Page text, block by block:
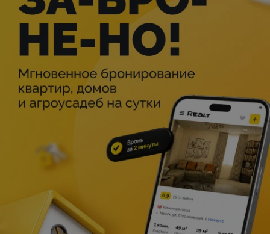
Жарты з сялянскага жыцця
Пастановачная група:
Рэжысёр-пастаноўшчык — Сяргей Кулікоўскі
Режиссёр — Елізавета Машкович
Мастак-пастаноўшчык — Лідзія Малашэнка
Мастак па святле — Уладзіслаў Рыхтэр
Балетмайстар — Андрэй Токараў
Спектакль «‎Камедыя» пастаўлены паводле п'есы
Уладзіміра Рудава, якую ён напісаў па матывах твораў
беларускіх аўтараў 19 стагоддзя Каятана Марашэўскага і
Францішка Аляхновіча.
Гэта вясёлая гісторыя, якая злучае ў сабе